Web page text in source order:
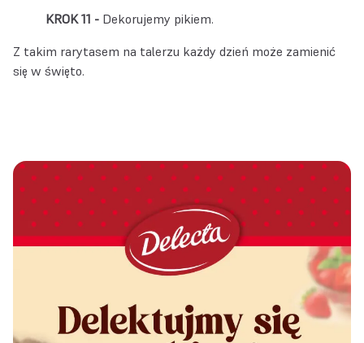
Dekorujemy pikiem.
Z takim rarytasem na talerzu każdy dzień może zamienić
się w święto.